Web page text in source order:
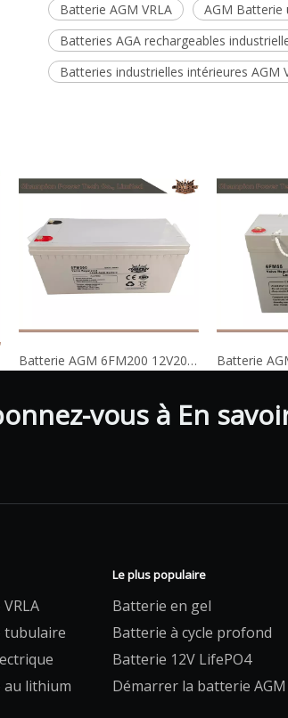
Batterie AGM VRLA AGM Batterie
Batteries AGA rechargeables
Batteries industrielles intérieures AGM
Batterie AGM 6FM200 12V200AH Batterie
vous à En
tubulaire
au lithium
Le plus populaire
Batterie en gel
Batterie à cycle profond
Batterie 12V LifePO4
Démarrer la batterie